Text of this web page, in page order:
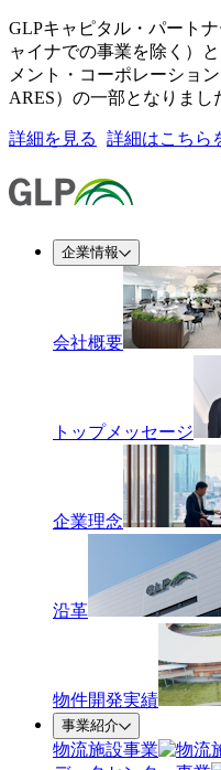
GLPキャピタル・パート
ャイナでの事業を除く）
メント・コーポレーショ
ARES）の一部となりまし
詳細を見る 詳細はこちら
企業情報
会社概要
トップメッセージ
企業理念
沿革
物件開発実績
事業紹介
物流施設事業